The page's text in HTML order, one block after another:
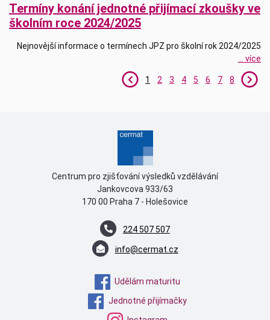
Termíny konání jednotné přijímací zkoušky ve
školním roce 2024/2025
Nejnovější informace o termínech JPZ pro školní rok 2024/2025
... více
1 2 3 4 5 6 7 8
Centrum pro zjišťování výsledků vzdělávání
Jankovcova 933/63
170 00 Praha 7 - Holešovice
224 507 507
info@cermat.cz
Udělám maturitu
Jednotné přijímačky